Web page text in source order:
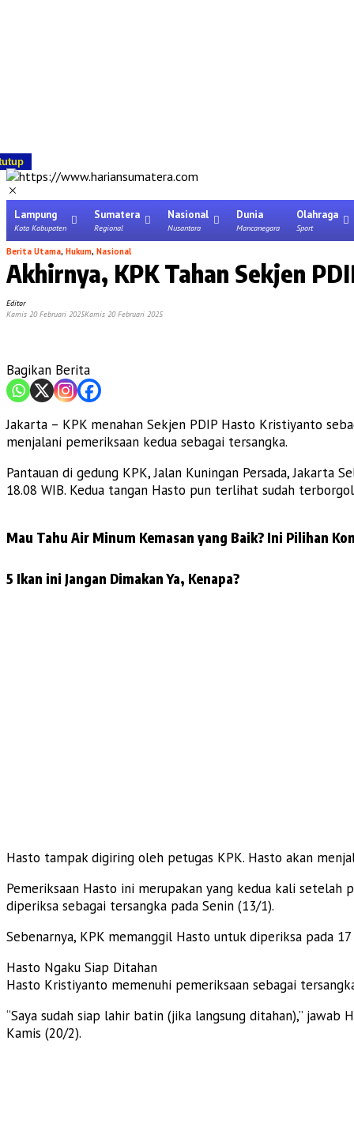
Lampung
Kota Kabupaten
Sumatera
Regional
Nasional
Nusantara
Dunia
Mancanegara
Olahraga
Sport
Berita Utama, Hukum, Nasional
Akhirnya, KPK Tahan Sekjen
Editor
Kamis 20 Februari 2025Kamis 20 Februari 2025
Bagikan Berita
Jakarta – KPK menahan Sekjen PDIP Hasto Kristiyanto
menjalani pemeriksaan kedua sebagai tersangka.
Pantauan di gedung KPK, Jalan Kuningan Persada,
18.08 WIB. Kedua tangan Hasto pun terlihat sudah
Mau Tahu Air Minum Kemasan yang Baik? Ini Pilihan
5 Ikan ini Jangan Dimakan Ya, Kenapa?
Hasto tampak digiring oleh petugas KPK. Hasto akan
Pemeriksaan Hasto ini merupakan yang kedua kali setelah
diperiksa sebagai tersangka pada Senin (13/1).
Sebenarnya, KPK memanggil Hasto untuk diperiksa pada
Hasto Ngaku Siap Ditahan
Hasto Kristiyanto memenuhi pemeriksaan sebagai
“Saya sudah siap lahir batin (jika langsung ditahan),”
Kamis (20/2).